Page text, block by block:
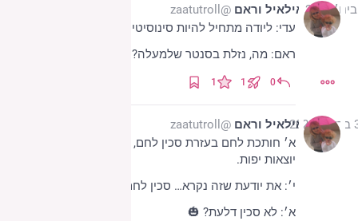
אילאיל וראם @zaatutroll
עדי: ליודה מתחיל להיות סינוסיטיס.
ראם: מה, נזלת בסנטר שלמעלה? 🙃
0
1
1
אילאיל וראם @zaatutroll
יוצאות יפות.
י׳: את יודעת שזה נקרא… סכין לחם, נכון?
א׳: לא סכין דלעת? 🎃